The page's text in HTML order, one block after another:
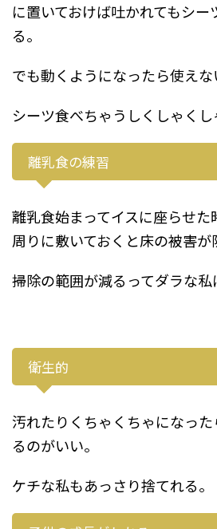
に置いておけば吐かれてもシ
る。
でも動くようになったら使えな
シーツ食べちゃうしくしゃくし
離乳食の練習
離乳食始まってイスに座らせ
周りに敷いておくと床の被害が
掃除の範囲が減るってダラな私
衛生的
汚れたりくちゃくちゃになっ
るのがいい。
ケチな私もあっさり捨てれる。